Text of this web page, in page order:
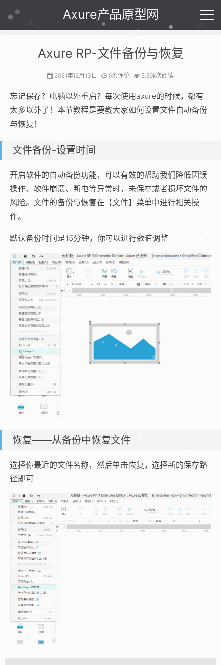
Axure产品原型网
Axure RP-文件备份与恢复
2021年12月13日 0条评论 5.69k次阅读
忘记保存？电脑以外重启？每次使用axure的时候，都有
太多以外了！本节教程是要教大家如何设置文件自动备份
与恢复！
文件备份-设置时间
开启软件的自动备份功能，可以有效的帮助我们降低因误
操作、软件崩溃、断电等异常时，未保存或者损坏文件的
风险。文件的备份与恢复在【文件】菜单中进行相关操
作。
默认备份时间是15分钟，你可以进行数值调整
恢复——从备份中恢复文件
选择你最近的文件名称，然后单击恢复，选择新的保存路
径即可